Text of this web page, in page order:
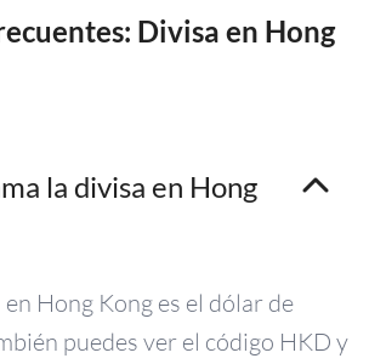
Divisa en Hong
la divisa en Hong
Hong Kong es el dólar de
puedes ver el código HKD y